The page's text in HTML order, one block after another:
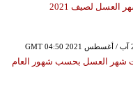
العسل لصيف 2021
شهر العسل بحسب شهور العام